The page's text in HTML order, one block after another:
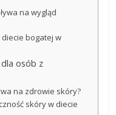
na wygląd
diecie bogatej w
osób z
na zdrowie skóry?
skóry w diecie